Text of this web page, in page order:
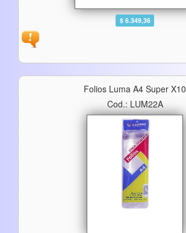
$ 6.349,36
Folios Luma A4 Super X10
Cod.: LUM22A